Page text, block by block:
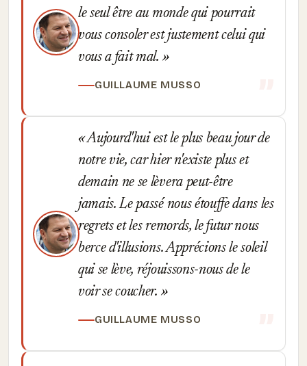
le seul être au monde qui pourrait
vous consoler est justement celui qui
vous a fait mal.
GUILLAUME MUSSO
Aujourd'hui est le plus beau jour de
notre vie, car hier n'existe plus et
demain ne se lèvera peut-être
jamais. Le passé nous étouffe dans les
regrets et les remords, le futur nous
berce d'illusions. Apprécions le soleil
qui se lève, réjouissons-nous de le
voir se coucher.
GUILLAUME MUSSO